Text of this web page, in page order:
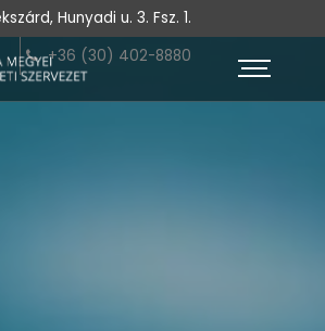
Hunyadi u. 3. Fsz. 1.
+36 (30) 402-8880